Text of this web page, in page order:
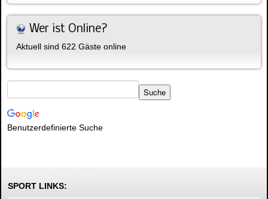
Wer ist Online?
Aktuell sind 622 Gäste online
Benutzerdefinierte Suche
SPORT LINKS: